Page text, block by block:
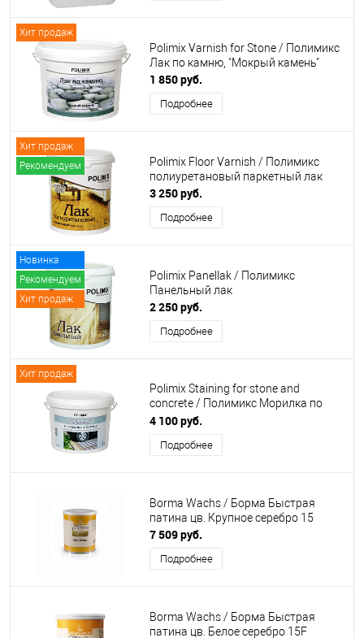
Хит продаж
Polimix Varnish for Stone / Полимикс
Лак по камню, "Мокрый камень"
1 850 руб.
Подробнее
Хит продаж
Рекомендуем
Polimix Floor Varnish / Полимикс
полиуретановый паркетный лак
3 250 руб.
Подробнее
Новинка
Рекомендуем
Хит продаж
Polimix Panellak / Полимикс
Панельный лак
2 250 руб.
Подробнее
Хит продаж
Polimix Staining for stone and
concrete / Полимикс Морилка по
камню и бетону
4 100 руб.
Подробнее
Borma Wachs / Борма Быстрая
патина цв. Крупное серебро 15
7 509 руб.
Подробнее
Borma Wachs / Борма Быстрая
патина цв. Белое серебро 15F